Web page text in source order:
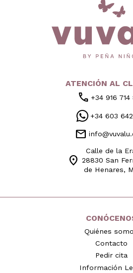
ATENCIÓN AL
call +34 916 714
+34 603 642
mail
location_on
Calle de la
28830 San
de Henares,
Quiénes
Contacto
Pedir cita
Información